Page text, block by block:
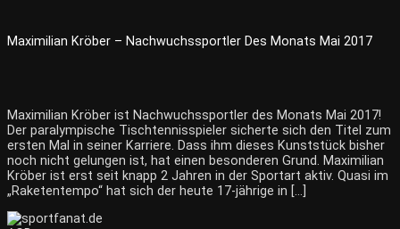
Maximilian Kröber – Nachwuchssportler Des Monats Mai 2017
Maximilian Kröber ist Nachwuchssportler des Monats Mai 2017!
Der paralympische Tischtennisspieler sicherte sich den Titel zum
ersten Mal in seiner Karriere. Dass ihm dieses Kunststück bisher
noch nicht gelungen ist, hat einen besonderen Grund. Maximilian
Kröber ist erst seit knapp 2 Jahren in der Sportart aktiv. Quasi im
„Raketentempo“ hat sich der heute 17-jährige in […]